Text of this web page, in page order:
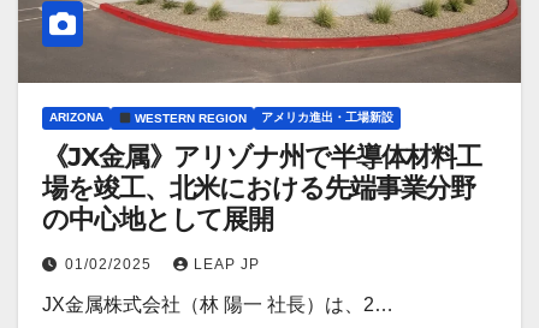
ARIZONA WESTERN REGION アメリカ進出・工場新設
《JX金属》アリゾナ州で半導体材料工
場を竣工、北米における先端事業分野
の中心地として展開
01/02/2025 LEAP JP
JX金属株式会社（林 陽一 社長）は、2…